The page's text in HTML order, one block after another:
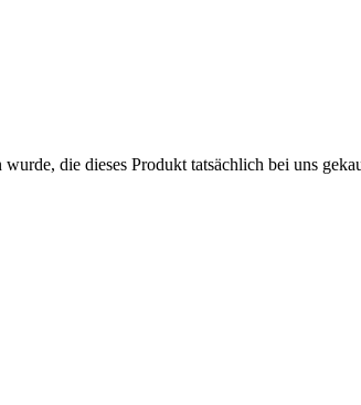
die dieses Produkt tatsächlich bei uns